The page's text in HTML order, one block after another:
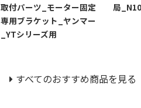
取付パーツ_モーター固定
専用ブラケット_ヤンマー
_YTシリーズ用
局
すべてのおすすめ商品を見る